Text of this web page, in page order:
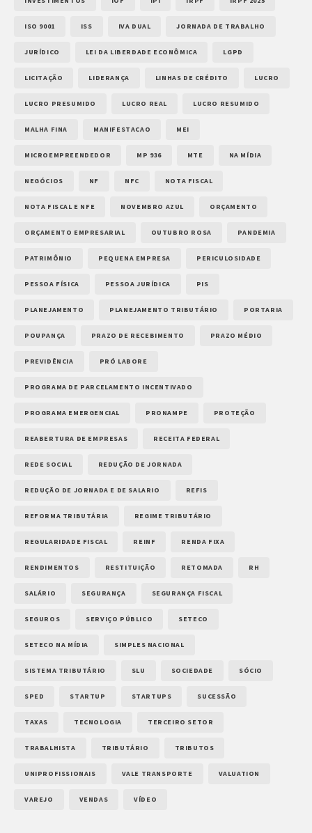
ISO 9001 ISS IVA DUAL JORNADA DE TRABALHO
JURÍDICO LEI DA LIBERDADE ECONÔMICA LGPD
LICITAÇÃO LIDERANÇA LINHAS DE CRÉDITO LUCRO
LUCRO PRESUMIDO LUCRO REAL LUCRO RESUMIDO
MALHA FINA MANIFESTACAO MEI
MICROEMPREENDEDOR MP 936 MTE NA MÍDIA
NEGÓCIOS NF NFC NOTA FISCAL
NOTA FISCAL E NFE NOVEMBRO AZUL ORÇAMENTO
ORÇAMENTO EMPRESARIAL OUTUBRO ROSA PANDEMIA
PATRIMÔNIO PEQUENA EMPRESA PERICULOSIDADE
PESSOA FÍSICA PESSOA JURÍDICA PIS
PLANEJAMENTO PLANEJAMENTO TRIBUTÁRIO PORTARIA
POUPANÇA PRAZO DE RECEBIMENTO PRAZO MÉDIO
PREVIDÊNCIA PRÓ LABORE
PROGRAMA DE PARCELAMENTO INCENTIVADO
PROGRAMA EMERGENCIAL PRONAMPE PROTEÇÃO
REABERTURA DE EMPRESAS RECEITA FEDERAL
REDE SOCIAL REDUÇÃO DE JORNADA
REDUÇÃO DE JORNADA E DE SALARIO REFIS
REFORMA TRIBUTÁRIA REGIME TRIBUTÁRIO
REGULARIDADE FISCAL REINF RENDA FIXA
RENDIMENTOS RESTITUIÇÃO RETOMADA RH
SALÁRIO SEGURANÇA SEGURANÇA FISCAL
SEGUROS SERVIÇO PÚBLICO SETECO
SETECO NA MÍDIA SIMPLES NACIONAL
SISTEMA TRIBUTÁRIO SLU SOCIEDADE SÓCIO
SPED STARTUP STARTUPS SUCESSÃO
TAXAS TECNOLOGIA TERCEIRO SETOR
TRABALHISTA TRIBUTÁRIO TRIBUTOS
UNIPROFISSIONAIS VALE TRANSPORTE VALUATION
VAREJO VENDAS VÍDEO